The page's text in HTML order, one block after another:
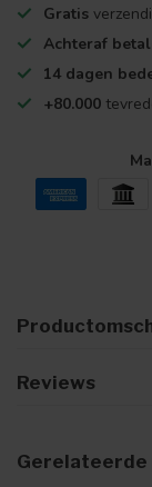
Gratis
Achteraf
14 dagen
+80.000
Reviews
Gerelateerde